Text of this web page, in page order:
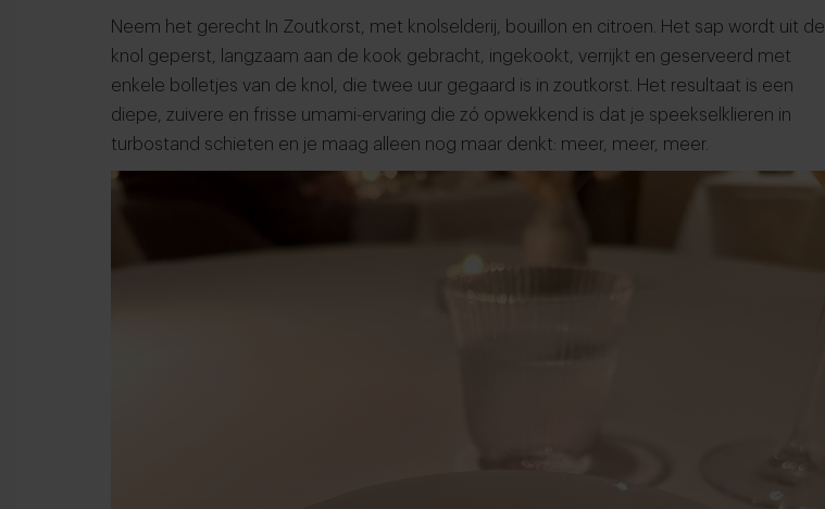
Neem het gerecht In Zoutkorst, met knolselderij, bouillon en citroen. Het sap wordt uit de
knol geperst, langzaam aan de kook gebracht, ingekookt, verrijkt en geserveerd met
enkele bolletjes van de knol, die twee uur gegaard is in zoutkorst. Het resultaat is een
diepe, zuivere en frisse umami-ervaring die zó opwekkend is dat je speekselklieren in
turbostand schieten en je maag alleen nog maar denkt: meer, meer, meer.